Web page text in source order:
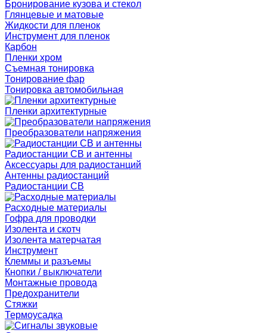
Бронирование кузова и стекол
Глянцевые и матовые
Жидкости для пленок
Инструмент для пленок
Карбон
Пленки хром
Съемная тонировка
Тонирование фар
Тонировка автомобильная
Пленки архитектурные
Преобразователи напряжения
Радиостанции CB и антенны
Аксессуары для радиостанций
Антенны радиостанций
Радиостанции CB
Расходные материалы
Гофра для проводки
Изолента и скотч
Изолента матерчатая
Инструмент
Клеммы и разъемы
Кнопки / выключатели
Монтажные провода
Предохранители
Стяжки
Термоусадка